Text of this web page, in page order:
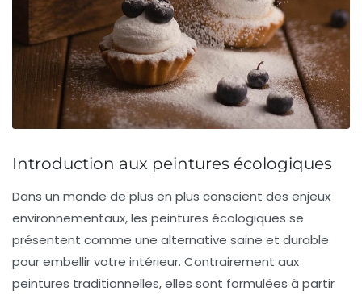
Introduction aux peintures écologiques
Dans un monde de plus en plus conscient des enjeux
environnementaux, les peintures écologiques se
présentent comme une alternative saine et durable
pour embellir votre intérieur. Contrairement aux
peintures traditionnelles, elles sont formulées à partir